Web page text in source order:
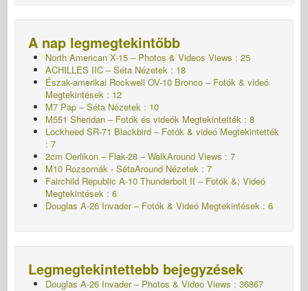
A nap legmegtekintőbb
North American X-15 – Photos & Videos Views : 25
ACHILLES IIC – Séta Nézetek : 18
Észak-amerikai Rockwell OV-10 Bronco – Fotók & videó
Megtekintések : 12
M7 Pap – Séta Nézetek : 10
M551 Sheridan – Fotók és videók Megtekintették : 8
Lockheed SR-71 Blackbird – Fotók & videó Megtekintették
: 7
2cm Oerlikon – Flak-28 – WalkAround Views : 7
M10 Rozsomák - SétaAround Nézetek : 7
Fairchild Republic A-10 Thunderbolt II – Fotók &; Videó
Megtekintések : 6
Douglas A-26 Invader – Fotók & Videó Megtekintések : 6
Legmegtekintettebb bejegyzések
Douglas A-26 Invader – Photos & Video Views : 36867